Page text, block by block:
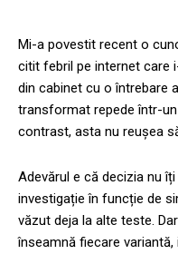
Mi-a povestit recent o
citit febril pe internet care
din cabinet cu o întrebare
transformat repede într-
contrast, asta nu reușea
Adevărul e că decizia nu
investigație în funcție de
văzut deja la alte teste.
înseamnă fiecare